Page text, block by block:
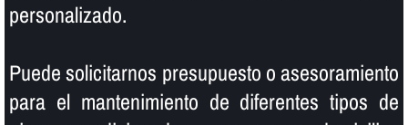
personalizado.
Puede solicitarnos presupuesto o asesoramiento
para el mantenimiento de diferentes tipos de